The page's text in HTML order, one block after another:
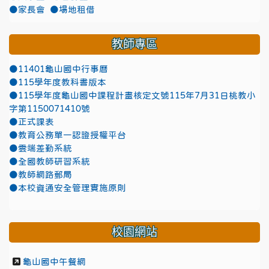
●家長會
●場地租借
教師專區
●11401龜山國中行事曆
●115學年度教科書版本
●115學年度龜山國中課程計畫核定文號115年7月31日桃教小
字第1150071410號
●正式課表
●教育公務單一認證授權平台
●雲端差勤系統
●全國教師研習系統
●教師網路郵局
●本校資通安全管理實施原則
校園網站
龜山國中午餐網